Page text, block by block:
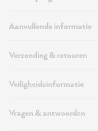
Aanvullende informatie
Verzending & retouren
Veiligheidsinformatie
Vragen & antwoorden